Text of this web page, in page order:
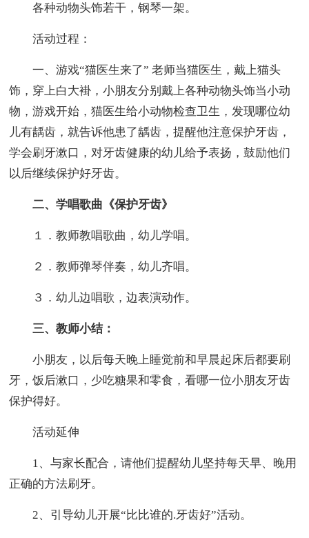
各种动物头饰若干，钢琴一架。
活动过程：
一、游戏“猫医生来了” 老师当猫医生，戴上猫头
饰，穿上白大褂，小朋友分别戴上各种动物头饰当小动
物，游戏开始，猫医生给小动物检查卫生，发现哪位幼
儿有龋齿，就告诉他患了龋齿，提醒他注意保护牙齿，
学会刷牙漱口，对牙齿健康的幼儿给予表扬，鼓励他们
以后继续保护好牙齿。
二、学唱歌曲《保护牙齿》
１．教师教唱歌曲，幼儿学唱。
２．教师弹琴伴奏，幼儿齐唱。
３．幼儿边唱歌，边表演动作。
三、教师小结：
小朋友，以后每天晚上睡觉前和早晨起床后都要刷
牙，饭后漱口，少吃糖果和零食，看哪一位小朋友牙齿
保护得好。
活动延伸
1、与家长配合，请他们提醒幼儿坚持每天早、晚用
正确的方法刷牙。
2、引导幼儿开展“比比谁的.牙齿好”活动。